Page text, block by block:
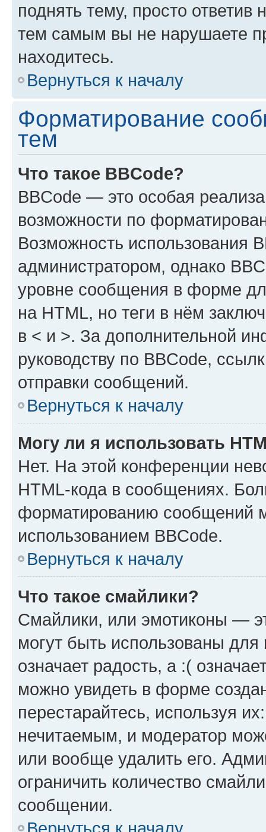
поднять тему, просто ответив
тем самым вы не нарушаете
находитесь.
Вернуться к началу
Форматирование
тем
Что такое BBCode?
BBCode — это особая
возможности по
Возможность использования
администратором, однако
уровне сообщения в форме
на HTML, но теги в нём
в < и >. За дополнительной
руководству по BBCode,
отправки сообщений.
Вернуться к началу
Могу ли я использовать
Нет. На этой конференции
HTML-кода в сообщениях.
форматированию сообщений
использованием BBCode.
Вернуться к началу
Что такое смайлики?
Смайлики, или эмотиконы —
могут быть использованы
означает радость, а :(
можно увидеть в форме
перестарайтесь, используя
нечитаемым, и модератор
или вообще удалить его.
ограничить количество
сообщении.